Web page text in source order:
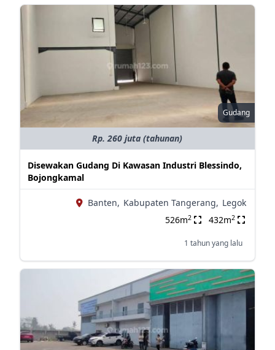
Gudang
Rp. 260 juta (tahunan)
Disewakan Gudang Di Kawasan Industri Blessindo,
Bojongkamal
Banten, Kabupaten Tangerang, Legok
526m2 432m2
1 tahun yang lalu